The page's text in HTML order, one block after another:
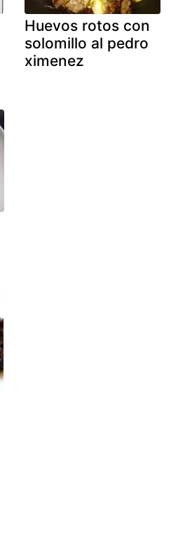
Huevos rotos con
solomillo al pedro
ximenez